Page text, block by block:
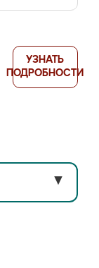
УЗНАТЬ
ПОДРОБНОСТИ
▼